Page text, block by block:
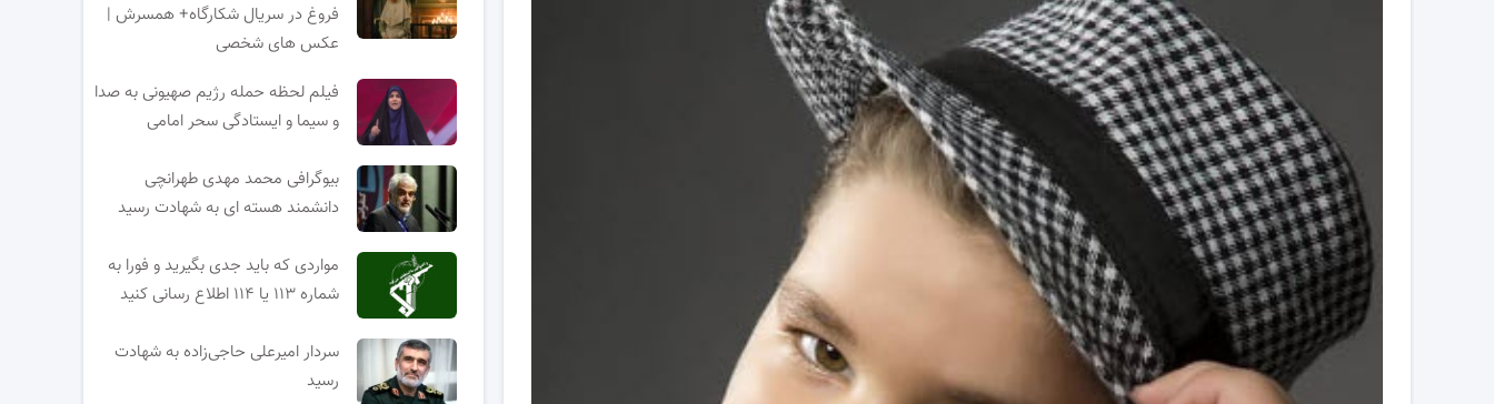
فروغ در سریال شکارگاه+ همسرش |
عکس های شخصی
فیلم لحظه حمله رژیم صهیونی به صدا
و سیما و ایستادگی سحر امامی
بیوگرافی محمد مهدی طهرانچی
دانشمند هسته ای به شهادت رسید
مواردی که باید جدی بگیرید و فورا به
شماره ۱۱۳ یا ۱۱۴ اطلاع رسانی کنید
سردار امیرعلی حاجی‌زاده به شهادت
رسید